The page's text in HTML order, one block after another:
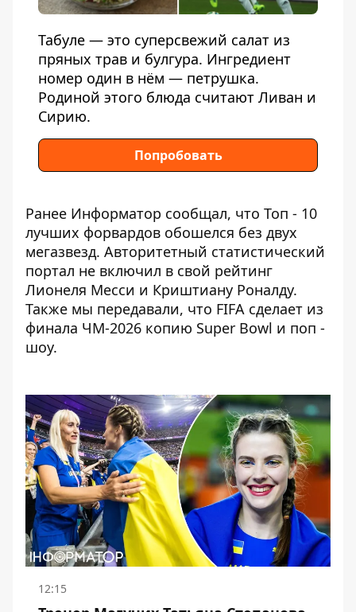
Табуле — это суперсвежий салат из
пряных трав и булгура. Ингредиент
номер один в нём — петрушка.
Родиной этого блюда считают Ливан и
Сирию.
Попробовать
Ранее Информатор сообщал, что Топ - 10
лучших форвардов обошелся без двух
мегазвезд. Авторитетный статистический
портал не включил в свой рейтинг
Лионеля Месси и Криштиану Роналду.
Также мы передавали, что FIFA сделает из
финала ЧМ-2026 копию Super Bowl и поп -
шоу.
12:15